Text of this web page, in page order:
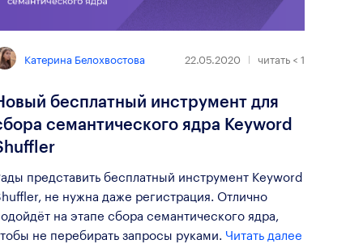
Катерина Белохвостова 22.05.2020 читать < 1
бесплатный инструмент для
семантического ядра Keyword
представить бесплатный инструмент Keyword
не нужна даже регистрация. Отлично
на этапе сбора семантического ядра,
не перебирать запросы руками. Читать далее